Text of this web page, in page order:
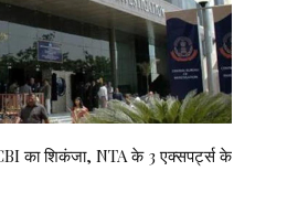
का शिकंजा, NTA के 3 एक्सपर्ट्स के